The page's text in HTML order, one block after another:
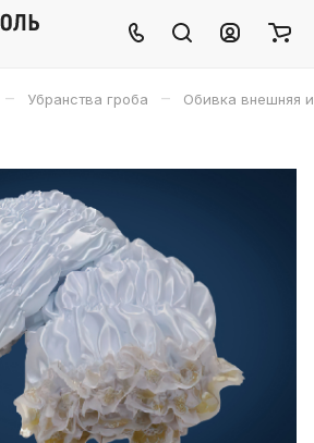
– Убранства гроба – Обивка внешняя и